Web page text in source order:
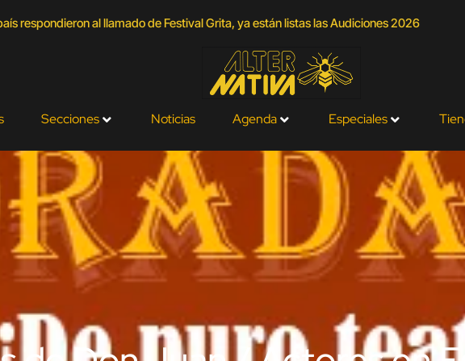
respondieron al llamado de Festival Grita, ya están listas las Audiciones 2026
Secciones Noticias Agenda Especiales